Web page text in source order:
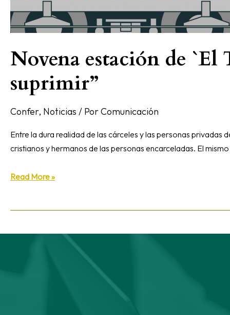
Novena estación de `El
suprimir”
Confer, Noticias / PorComunicación
Entre la dura realidad de las cárceles y las personas
cristianos y hermanos de las personas encarceladas. El
Read More »